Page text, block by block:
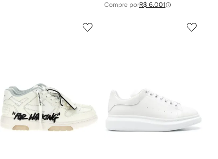
Compre porR$ 6.001